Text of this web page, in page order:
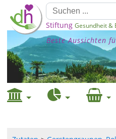
Stiftung Gesundheit &
Beste Aussichten